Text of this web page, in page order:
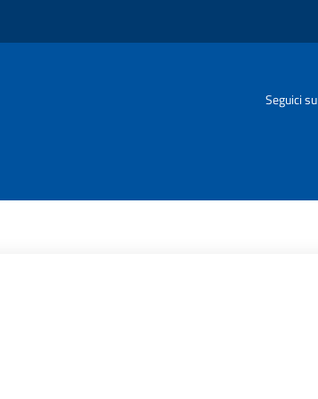
Seguici su